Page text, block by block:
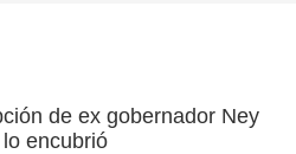
de ex gobernador Ney
encubrió